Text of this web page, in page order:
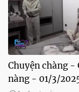
Chuyện chàng -
nàng - 01/3/